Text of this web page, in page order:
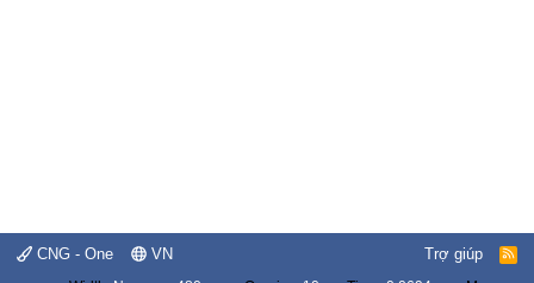
CNG - One VN Trợ giúp
R